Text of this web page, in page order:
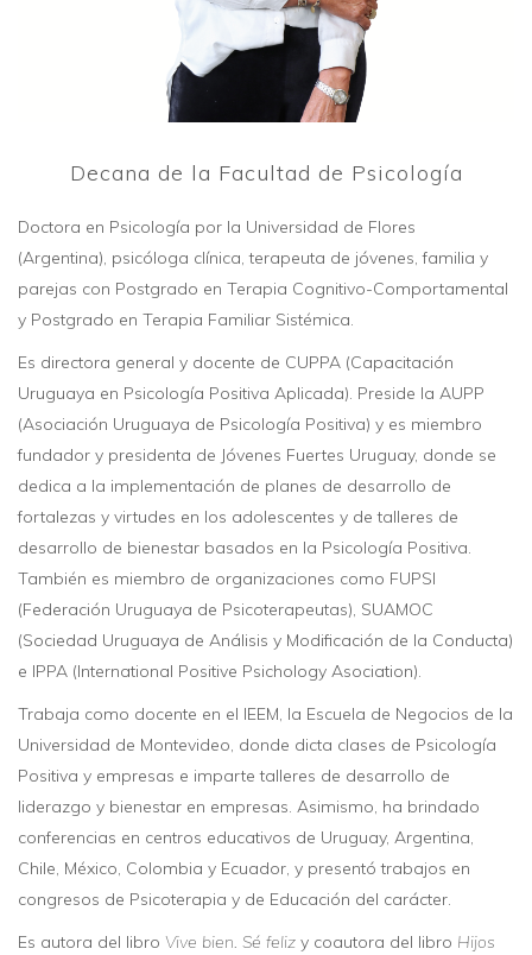
Decana de la Facultad de Psicología
Doctora en Psicología por la Universidad de Flores
(Argentina), psicóloga clínica, terapeuta de jóvenes, familia y
parejas con Postgrado en Terapia Cognitivo-Comportamental
y Postgrado en Terapia Familiar Sistémica.
Es directora general y docente de CUPPA (Capacitación
Uruguaya en Psicología Positiva Aplicada). Preside la AUPP
(Asociación Uruguaya de Psicología Positiva) y es miembro
fundador y presidenta de Jóvenes Fuertes Uruguay, donde se
dedica a la implementación de planes de desarrollo de
fortalezas y virtudes en los adolescentes y de talleres de
desarrollo de bienestar basados en la Psicología Positiva.
También es miembro de organizaciones como FUPSI
(Federación Uruguaya de Psicoterapeutas), SUAMOC
(Sociedad Uruguaya de Análisis y Modificación de la Conducta)
e IPPA (International Positive Psichology Asociation).
Trabaja como docente en el IEEM, la Escuela de Negocios de la
Universidad de Montevideo, donde dicta clases de Psicología
Positiva y empresas e imparte talleres de desarrollo de
liderazgo y bienestar en empresas. Asimismo, ha brindado
conferencias en centros educativos de Uruguay, Argentina,
Chile, México, Colombia y Ecuador, y presentó trabajos en
congresos de Psicoterapia y de Educación del carácter.
Es autora del libro Vive bien. Sé feliz y coautora del libro Hijos